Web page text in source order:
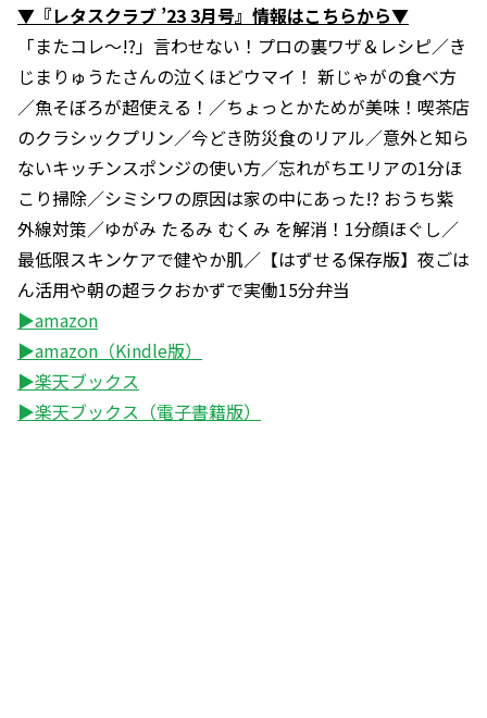
▼『レタスクラブ ’23 3月号』情報はこちらから▼
「またコレ～!?」言わせない！プロの裏ワザ＆レシピ／き
じまりゅうたさんの泣くほどウマイ！ 新じゃがの食べ方
／魚そぼろが超使える！／ちょっとかためが美味！喫茶店
のクラシックプリン／今どき防災食のリアル／意外と知ら
ないキッチンスポンジの使い方／忘れがちエリアの1分ほ
こり掃除／シミシワの原因は家の中にあった!? おうち紫
外線対策／ゆがみ たるみ むくみ を解消！1分顔ほぐし／
最低限スキンケアで健やか肌／【はずせる保存版】夜ごは
ん活用や朝の超ラクおかずで実働15分弁当
▶amazon
▶amazon（Kindle版）
▶楽天ブックス
▶楽天ブックス（電子書籍版）